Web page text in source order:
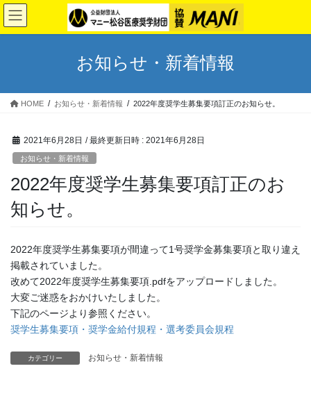
コ
ン
テ
ス
ナ
ビ
ゲ
ン
お知らせ・新着情報
HOME お知らせ・新着情報 2022年度奨学生募集要項訂正のお知らせ。
2021年6月28日 / 最終更新日時 : 2021年6月28日
お知らせ・新着情報
2022年度奨学生募集要項訂正のお
知らせ。
2022年度奨学生募集要項が間違って1号奨学金募集要項と取り違え
掲載されていました。
改めて2022年度奨学生募集要項.pdfをアップロードしました。
大変ご迷惑をおかけいたしました。
下記のページより参照ください。
奨学生募集要項・奨学金給付規程・選考委員会規程
カテゴリー お知らせ・新着情報